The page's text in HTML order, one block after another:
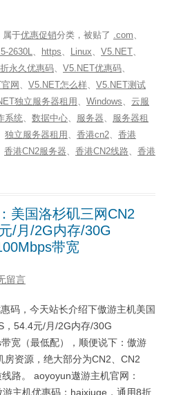
属于优惠促销分类，被贴了 .com、
2630L、 https、 Linux、 V5.NET、
永久优惠码、 V5.NET优惠码、
网 、 V5.NET怎么样、 V5.NET测试
独立服务器租用 、 Windows、 云服
系统、 数据中心、 服务器、 服务器租
独立服务器租用 、 香港cn2、 香港
香港CN2服务器、 香港CN2线路、 香港
美国洛杉矶三网CN2
/月/2G内存/30G
带宽
留言
码，今天站长介绍下傲游主机美国
，54.4元/月/2G内存/30G
宽（最低配），顺便说下：傲游
房资源，绝大部分为CN2、CN2
路。 aoyoyun遨游主机官网：
主机优惠码：haixiuge，通用8折